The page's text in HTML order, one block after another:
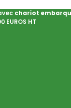
chariot
EUROS HT